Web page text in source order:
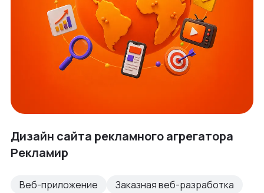
Дизайн сайта рекламного агрегатора
Рекламир
Веб-приложение
Заказная веб-разработка